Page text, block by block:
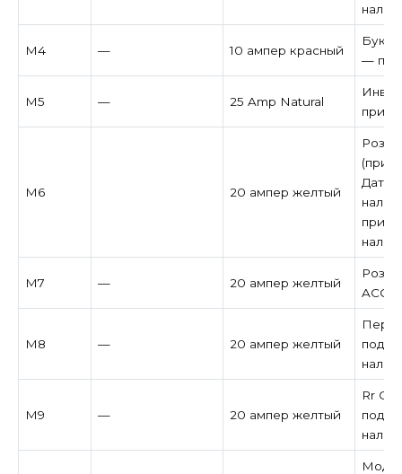
M4 — 10 ампер красный
— при
M5 — 25 Amp Natural
при
M6 20 ампер желтый
M7 — 20 ампер желтый
ACC
M8 — 20 ампер желтый
M9 — 20 ампер желтый
Rr